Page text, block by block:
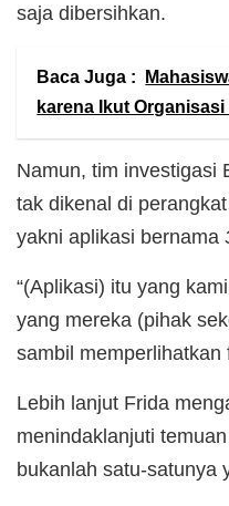
saja dibersihkan.
Baca Juga :
karena Ikut
Namun, tim investigasi
tak dikenal di
yakni aplikasi bernama
“(Aplikasi) itu yang
yang mereka (pihak
sambil memperlihatkan
Lebih lanjut Frida
menindaklanjuti
bukanlah satu-satunya